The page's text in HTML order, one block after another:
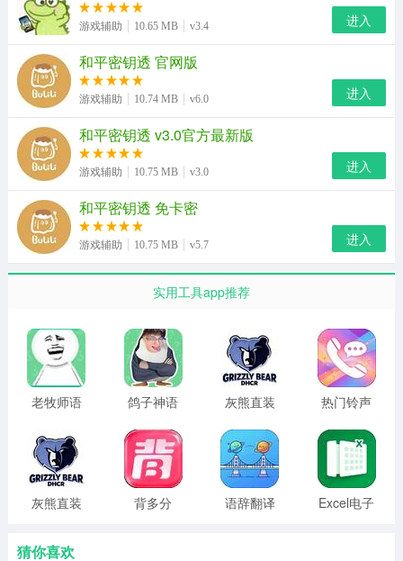
2、在游戏中玩家可以将app进行悬浮窗打开。
游戏辅助 10.65 MB v3.4 进入
和平密钥透 官网版
游戏辅助 10.74 MB v6.0 进入
和平密钥透 v3.0官方最新版
游戏辅助 10.75 MB v3.0 进入
和平密钥透 免卡密
游戏辅助 10.75 MB v5.7 进入
实用工具app推荐
老牧师语
版
鸽子神语
最新版
灰熊直装
热门铃声
灰熊直装
背多分 语辞翻译
Excel电子
猜你喜欢